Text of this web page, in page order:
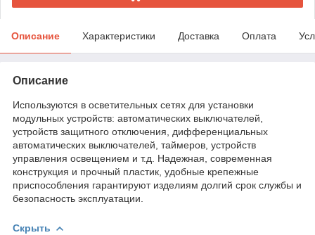
Описание Характеристики Доставка Оплата
Описание
Используются в осветительных сетях для установки
модульных устройств: автоматических выключателей,
устройств защитного отключения, дифференциальных
автоматических выключателей, таймеров, устройств
управления освещением и т.д. Надежная, современная
конструкция и прочный пластик, удобные крепежные
приспособления гарантируют изделиям долгий срок службы и
безопасность эксплуатации.
Скрыть